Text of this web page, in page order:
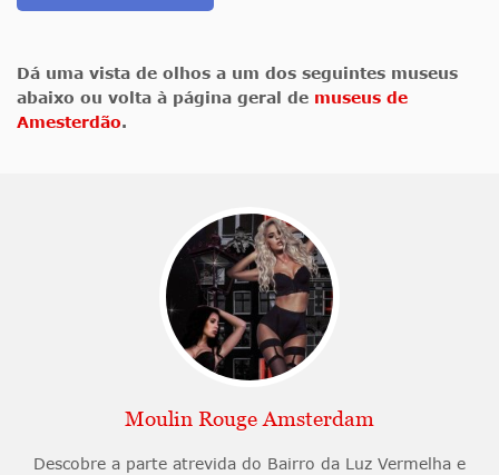
Dá uma vista de olhos a um dos seguintes museus
abaixo ou volta à página geral de museus de
Amesterdão.
Moulin Rouge Amsterdam
Descobre a parte atrevida do Bairro da Luz Vermelha e